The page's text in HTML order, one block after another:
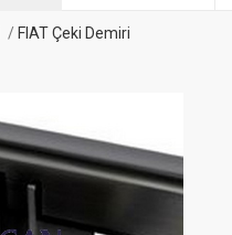
FIAT Çeki Demiri